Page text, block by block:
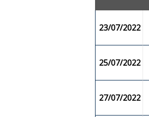
23/07/2022
25/07/2022
27/07/2022